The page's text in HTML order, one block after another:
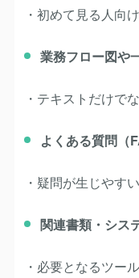
・初めて見る人向
業務フロー図や
・テキストだけで
よくある質問（
・疑問が生じやす
関連書類・シス
・必要となるツー